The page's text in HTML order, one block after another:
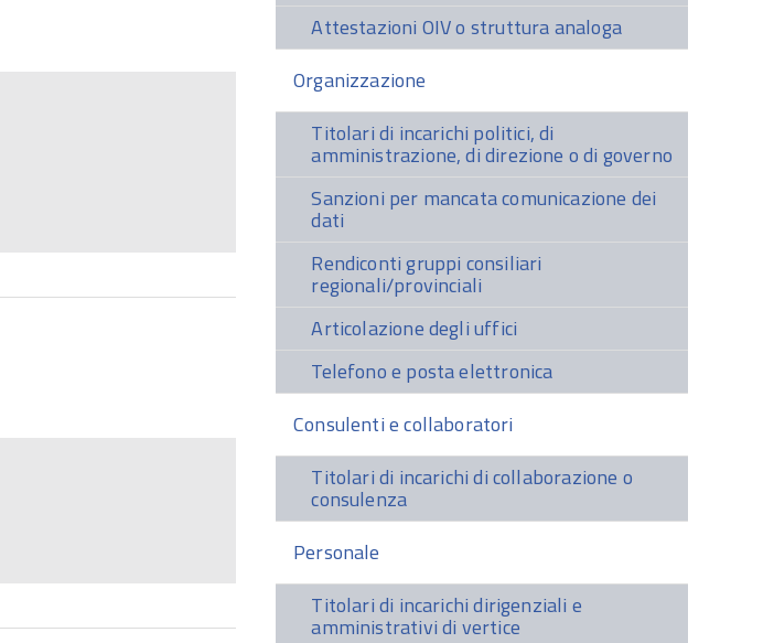
Attestazioni OIV o struttura analoga
Organizzazione
Titolari di incarichi politici, di
amministrazione, di direzione o di governo
Sanzioni per mancata comunicazione dei
dati
Rendiconti gruppi consiliari
regionali/provinciali
Articolazione degli uffici
Telefono e posta elettronica
Consulenti e collaboratori
Titolari di incarichi di collaborazione o
consulenza
Personale
Titolari di incarichi dirigenziali e
amministrativi di vertice